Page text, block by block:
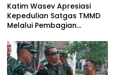
Katim Wasev Apresiasi
Kepedulian Satgas TMMD
Melalui Pembagian